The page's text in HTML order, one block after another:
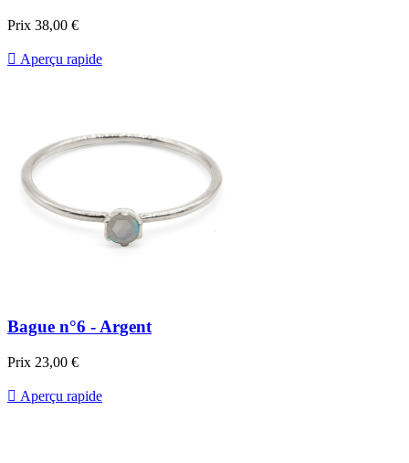
Prix 38,00 €
 Aperçu rapide
Bague n°6 - Argent
Prix 23,00 €
 Aperçu rapide